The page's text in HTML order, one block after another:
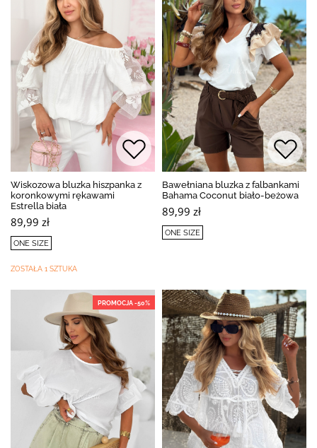
Wiskozowa bluzka hiszpanka z
koronkowymi rękawami
Estrella biała
89,99 zł
ONE SIZE
ZOSTAŁA 1 SZTUKA
Bawełniana bluzka z falbankami
Bahama Coconut biało-beżowa
89,99 zł
ONE SIZE
PROMOCJA -50%